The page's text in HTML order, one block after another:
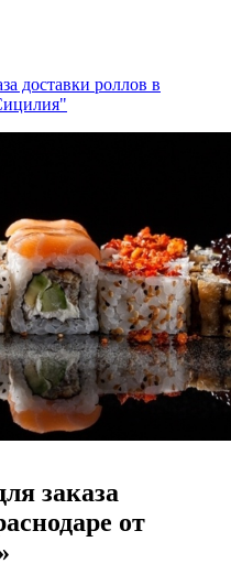
доставки роллов в
заказа
от